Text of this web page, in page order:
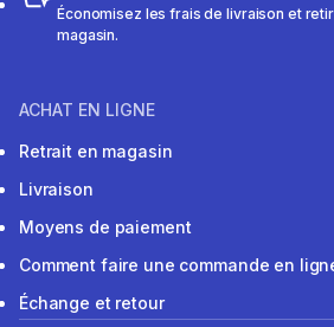
Économisez les frais de livraison et
magasin.
ACHAT EN LIGNE
Retrait en magasin
Livraison
Moyens de paiement
Comment faire une commande en
Échange et retour